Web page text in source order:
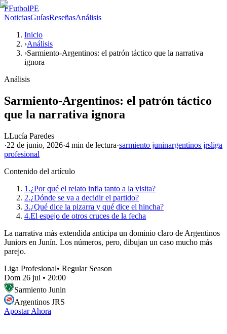
FFutbolPE
NoticiasGuíasReseñasAnálisis
Inicio
›Análisis
›Sarmiento-Argentinos: el patrón táctico que la narrativa
ignora
Análisis
Sarmiento-Argentinos: el patrón táctico
que la narrativa ignora
LLucía Paredes
·22 de junio, 2026·4 min de lectura·sarmiento juninargentinos jrsliga
profesional
Contenido del artículo
1.¿Por qué el relato infla tanto a la visita?
2.¿Dónde se va a decidir el partido?
3.¿Qué dice la pizarra y qué dice el hincha?
4.El espejo de otros cruces de la fecha
La narrativa más extendida anticipa un dominio claro de Argentinos
Juniors en Junín. Los números, pero, dibujan un caso mucho más
parejo.
Liga Profesional• Regular Season
Dom 26 jul • 20:00
Sarmiento Junin
Argentinos JRS
Apostar Ahora